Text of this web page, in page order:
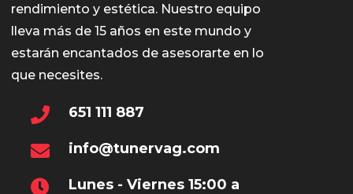
rendimiento y estética. Nuestro equipo
lleva más de 15 años en este mundo y
estarán encantados de asesorarte en lo
que necesites.
651 111 887
info@tunervag.com
Lunes - Viernes 15:00 a